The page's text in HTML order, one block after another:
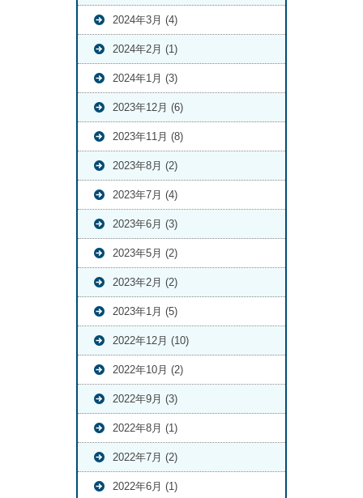
2024年3月 (4)
2024年2月 (1)
2024年1月 (3)
2023年12月 (6)
2023年11月 (8)
2023年8月 (2)
2023年7月 (4)
2023年6月 (3)
2023年5月 (2)
2023年2月 (2)
2023年1月 (5)
2022年12月 (10)
2022年10月 (2)
2022年9月 (3)
2022年8月 (1)
2022年7月 (2)
2022年6月 (1)